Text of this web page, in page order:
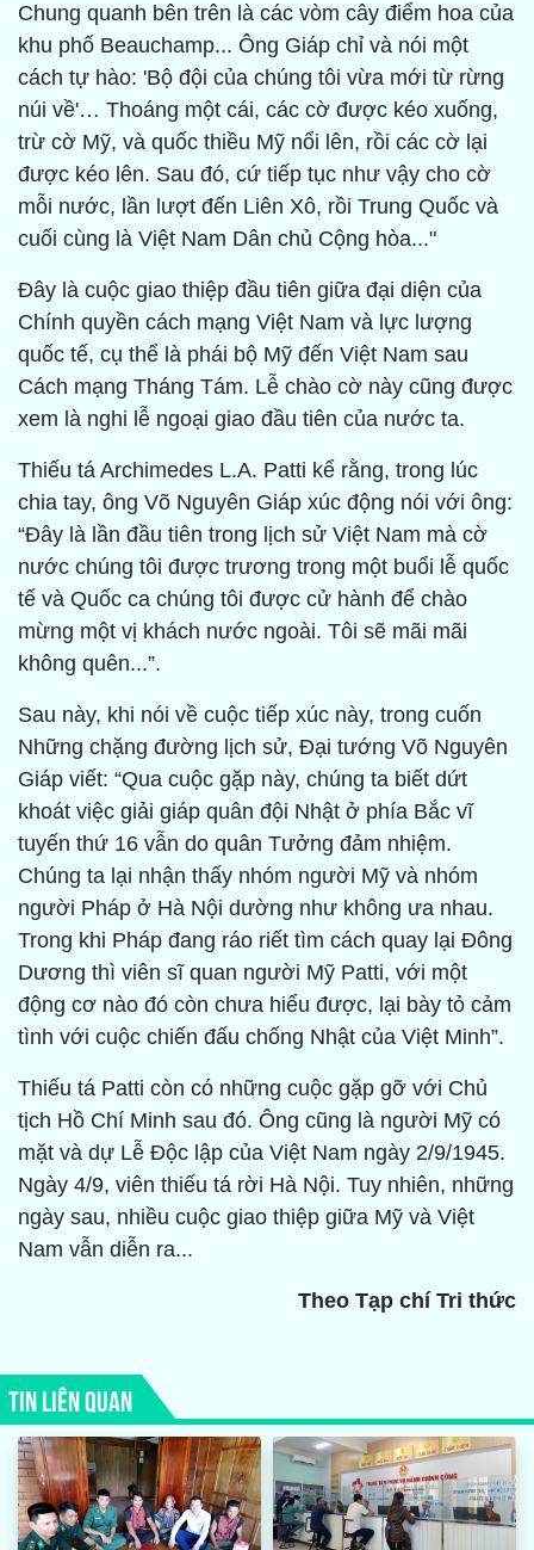
Chung quanh bên trên là các vòm cây điểm hoa của
khu phố Beauchamp... Ông Giáp chỉ và nói một
cách tự hào: 'Bộ đội của chúng tôi vừa mới từ rừng
núi về'… Thoáng một cái, các cờ được kéo xuống,
trừ cờ Mỹ, và quốc thiều Mỹ nổi lên, rồi các cờ lại
được kéo lên. Sau đó, cứ tiếp tục như vậy cho cờ
mỗi nước, lần lượt đến Liên Xô, rồi Trung Quốc và
cuối cùng là Việt Nam Dân chủ Cộng hòa..."
Đây là cuộc giao thiệp đầu tiên giữa đại diện của
Chính quyền cách mạng Việt Nam và lực lượng
quốc tế, cụ thể là phái bộ Mỹ đến Việt Nam sau
Cách mạng Tháng Tám. Lễ chào cờ này cũng được
xem là nghi lễ ngoại giao đầu tiên của nước ta.
Thiếu tá Archimedes L.A. Patti kể rằng, trong lúc
chia tay, ông Võ Nguyên Giáp xúc động nói với ông:
“Đây là lần đầu tiên trong lịch sử Việt Nam mà cờ
nước chúng tôi được trương trong một buổi lễ quốc
tế và Quốc ca chúng tôi được cử hành để chào
mừng một vị khách nước ngoài. Tôi sẽ mãi mãi
không quên...”.
Sau này, khi nói về cuộc tiếp xúc này, trong cuốn
Những chặng đường lịch sử, Đại tướng Võ Nguyên
Giáp viết: “Qua cuộc gặp này, chúng ta biết dứt
khoát việc giải giáp quân đội Nhật ở phía Bắc vĩ
tuyến thứ 16 vẫn do quân Tưởng đảm nhiệm.
Chúng ta lại nhận thấy nhóm người Mỹ và nhóm
người Pháp ở Hà Nội dường như không ưa nhau.
Trong khi Pháp đang ráo riết tìm cách quay lại Đông
Dương thì viên sĩ quan người Mỹ Patti, với một
động cơ nào đó còn chưa hiểu được, lại bày tỏ cảm
tình với cuộc chiến đấu chống Nhật của Việt Minh”.
Thiếu tá Patti còn có những cuộc gặp gỡ với Chủ
tịch Hồ Chí Minh sau đó. Ông cũng là người Mỹ có
mặt và dự Lễ Độc lập của Việt Nam ngày 2/9/1945.
Ngày 4/9, viên thiếu tá rời Hà Nội. Tuy nhiên, những
ngày sau, nhiều cuộc giao thiệp giữa Mỹ và Việt
Nam vẫn diễn ra...
Theo Tạp chí Tri thức
TIN LIÊN QUAN